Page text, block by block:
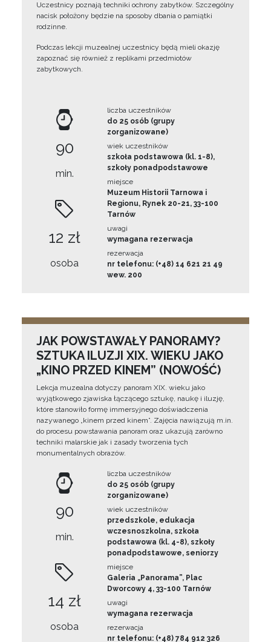
Uczestnicy poznają techniki ochrony zabytków. Szczególny
nacisk położony będzie na sposoby dbania o pamiątki
rodzinne.
Podczas lekcji muzealnej uczestnicy będą mieli okazję
zapoznać się również z replikami przedmiotów
zabytkowych.
90
min.
12 zł
osoba
liczba uczestników
do 25 osób (grupy
zorganizowane)
wiek uczestników
szkoła podstawowa (kl. 1-8),
szkoły ponadpodstawowe
miejsce
Muzeum Historii Tarnowa i
Regionu, Rynek 20-21, 33-100
Tarnów
uwagi
wymagana rezerwacja
rezerwacja
nr telefonu: (+48) 14 621 21 49
wew. 200
JAK POWSTAWAŁY PANORAMY?
SZTUKA ILUZJI XIX. WIEKU JAKO
„KINO PRZED KINEM” (NOWOŚĆ)
Lekcja muzealna dotyczy panoram XIX. wieku jako
wyjątkowego zjawiska łączącego sztukę, naukę i iluzję,
które stanowiło formę immersyjnego doświadczenia
nazywanego „kinem przed kinem”. Zajęcia nawiązują m.in.
do procesu powstawania panoram oraz ukazują zarówno
techniki malarskie jak i zasady tworzenia tych
monumentalnych obrazów.
90
min.
14 zł
osoba
liczba uczestników
do 25 osób (grupy
zorganizowane)
wiek uczestników
przedszkole, edukacja
wczesnoszkolna, szkoła
podstawowa (kl. 4-8), szkoły
ponadpodstawowe, seniorzy
miejsce
Galeria „Panorama”, Plac
Dworcowy 4, 33-100 Tarnów
uwagi
wymagana rezerwacja
rezerwacja
nr telefonu: (+48) 784 912 326